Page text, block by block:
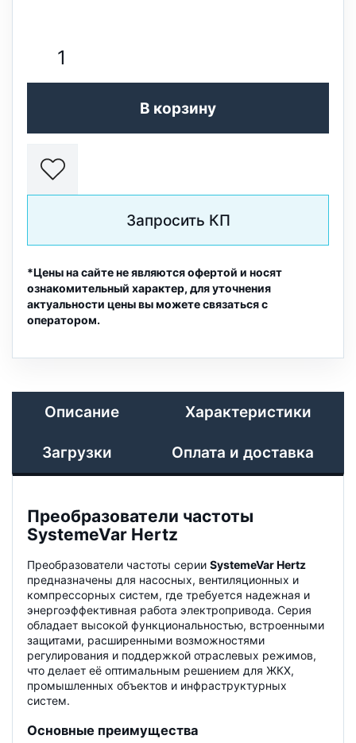
В корзину
Запросить КП
*Цены на сайте не являются офертой и носят
ознакомительный характер, для уточнения
актуальности цены вы можете связаться с
оператором.
Описание Характеристики
Загрузки Оплата и доставка
Преобразователи частоты
SystemeVar Hertz
Преобразователи частоты серии SystemeVar Hertz
предназначены для насосных, вентиляционных и
компрессорных систем, где требуется надежная и
энергоэффективная работа электропривода. Серия
обладает высокой функциональностью, встроенными
защитами, расширенными возможностями
регулирования и поддержкой отраслевых режимов,
что делает её оптимальным решением для ЖКХ,
промышленных объектов и инфраструктурных
систем.
Основные преимущества